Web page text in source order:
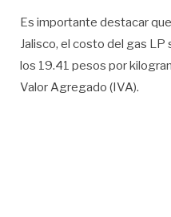
Es importante destacar
Jalisco, el costo del gas
los 19.41 pesos por
Valor Agregado (IVA).